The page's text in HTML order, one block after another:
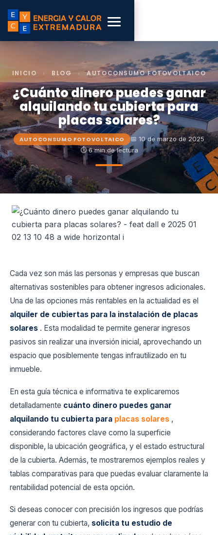
INICIO › BLOG › AUTOCONSUMO FOTOVOLTAICO
¿Cuánto dinero puedes ganar
alquilando tu cubierta para
placas solares?
AUTOCONSUMO FOTOVOLTAICO
📅 10 de marzo de 2025
⏱ 6 min de lectura
Cada vez son más las personas y empresas que buscan
alternativas sostenibles para obtener ingresos adicionales.
Una de las opciones más rentables en la actualidad es el
alquiler de cubiertas para la instalación de placas
solares . Esta modalidad te permite generar ingresos
pasivos sin realizar una inversión inicial, aprovechando un
espacio que posiblemente tengas infrautilizado en tu
inmueble.
En esta guía técnica e informativa te explicaremos
detalladamente cuánto dinero puedes ganar
alquilando tu cubierta para placas solares ,
considerando factores clave como la superficie
disponible, la ubicación geográfica, y el estado estructural
de la cubierta. Además, te mostraremos ejemplos reales y
tablas comparativas para que puedas evaluar claramente la
rentabilidad potencial de esta opción.
Si deseas conocer con precisión los ingresos que podrías
generar con tu cubierta, solicita tu estudio de